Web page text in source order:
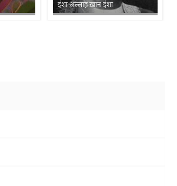
इंशा अल्लाह ख़ान इंशा